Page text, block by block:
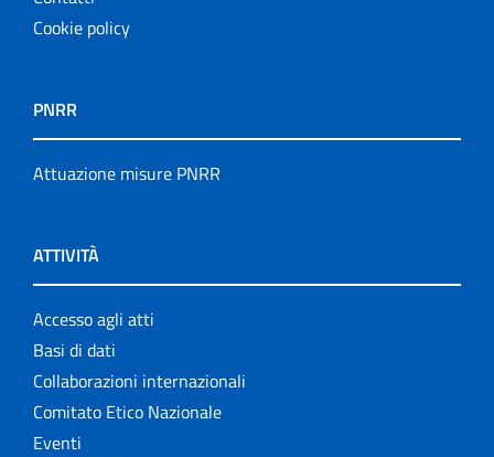
Cookie policy
PNRR
Attuazione misure PNRR
ATTIVITÀ
Accesso agli atti
Basi di dati
Collaborazioni internazionali
Comitato Etico Nazionale
Eventi